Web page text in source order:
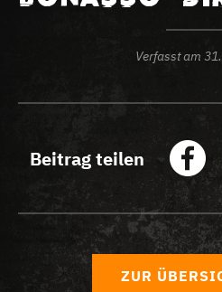
Verfasst am
Beitrag teilen
ZUR